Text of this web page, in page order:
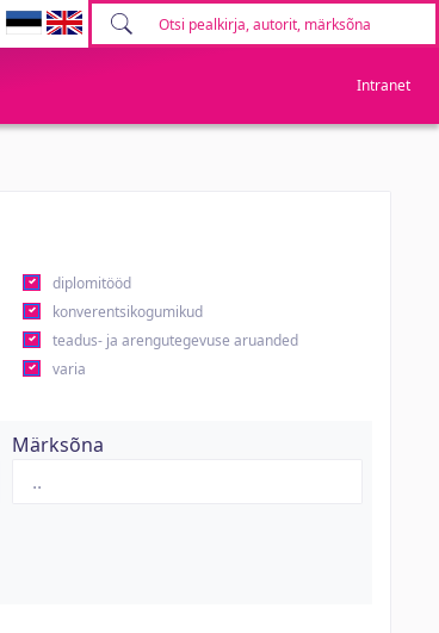
Intranet
diplomitööd
konverentsikogumikud
teadus- ja arengutegevuse aruanded
varia
Märksõna